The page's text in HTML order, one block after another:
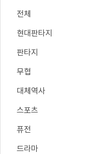
전체
현대판타지
판타지
무협
대체역사
스포츠
퓨전
드라마